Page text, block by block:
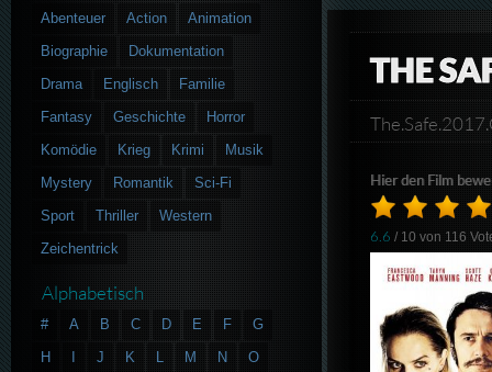
THE
Hier den Film
6.6 / 10 von 116
Abenteuer Action
Animation
Biographie
Dokumentation
Drama
Englisch
Familie
Fantasy
Geschichte
Horror
Komödie
Krieg Krimi
Musik
Mystery
Romantik
Sci-Fi
Sport
Thriller
Western
Zeichentrick
Alphabetisch
# A B C D E F
G
H
J K L M N
O